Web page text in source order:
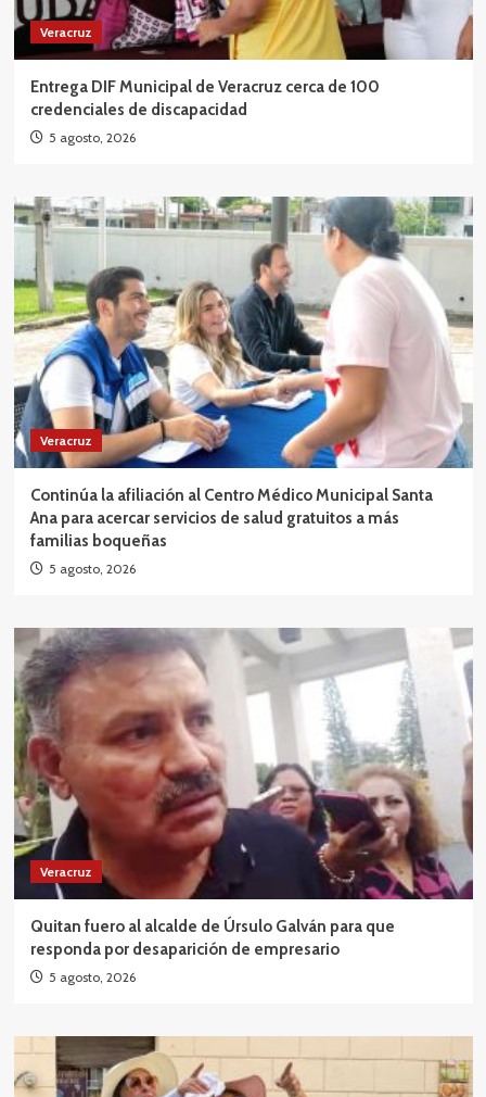
Veracruz
Entrega DIF Municipal de Veracruz cerca de 100
credenciales de discapacidad
5 agosto, 2026
Veracruz
Continúa la afiliación al Centro Médico Municipal Santa
Ana para acercar servicios de salud gratuitos a más
familias boqueñas
5 agosto, 2026
Veracruz
Quitan fuero al alcalde de Úrsulo Galván para que
responda por desaparición de empresario
5 agosto, 2026